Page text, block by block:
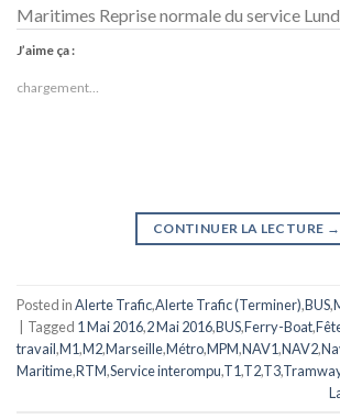
Maritimes Reprise normale du service
J’aime ça :
chargement…
CONTINUER LA LECTURE →
Posted inAlerte Trafic,Alerte Trafic (Terminer),BUS,
Tagged 1 Mai 2016,2 Mai 2016,BUS,Ferry-Boat,
travail,M1,M2,Marseille,Métro,MPM,NAV1,NAV2,
Maritime,RTM,Service interompu,T1,T2,T3,